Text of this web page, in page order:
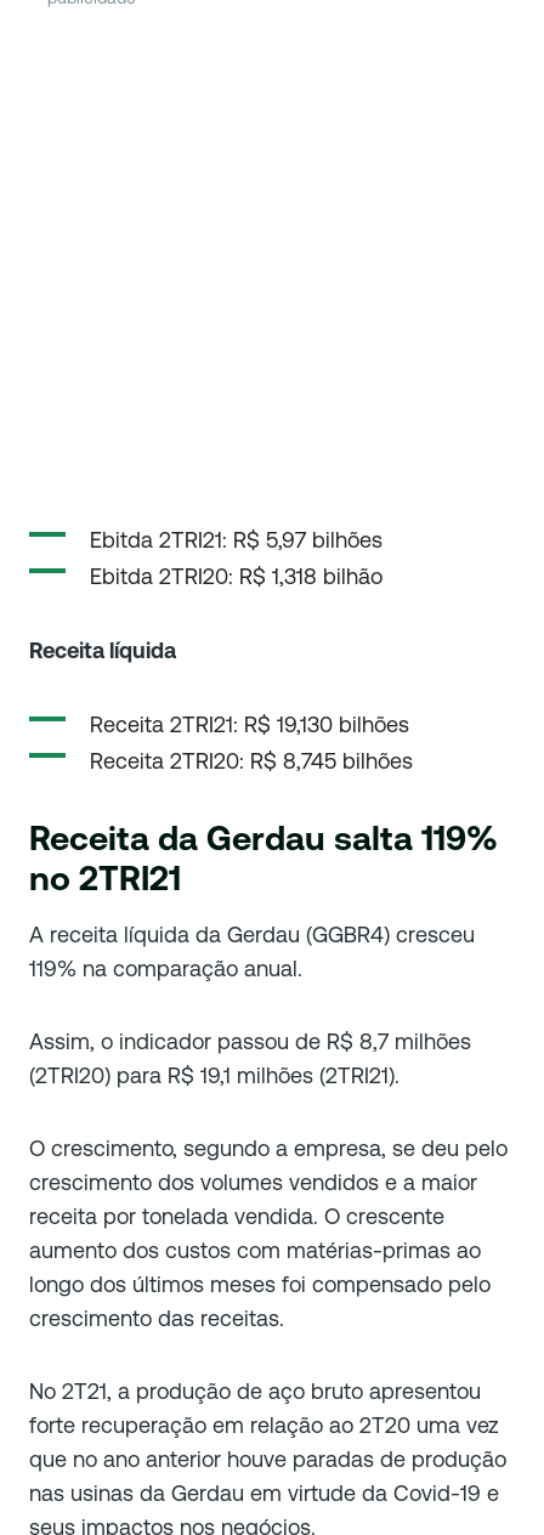
Ebitda 2TRI21: R$ 5,97 bilhões
Ebitda 2TRI20: R$ 1,318 bilhão
Receita líquida
Receita 2TRI21: R$ 19,130 bilhões
Receita 2TRI20: R$ 8,745 bilhões
Receita da Gerdau salta 119%
no 2TRI21
A receita líquida da Gerdau (GGBR4) cresceu
119% na comparação anual.
Assim, o indicador passou de R$ 8,7 milhões
(2TRI20) para R$ 19,1 milhões (2TRI21).
O crescimento, segundo a empresa, se deu pelo
crescimento dos volumes vendidos e a maior
receita por tonelada vendida. O crescente
aumento dos custos com matérias-primas ao
longo dos últimos meses foi compensado pelo
crescimento das receitas.
No 2T21, a produção de aço bruto apresentou
forte recuperação em relação ao 2T20 uma vez
que no ano anterior houve paradas de produção
nas usinas da Gerdau em virtude da Covid-19 e
seus impactos nos negócios.